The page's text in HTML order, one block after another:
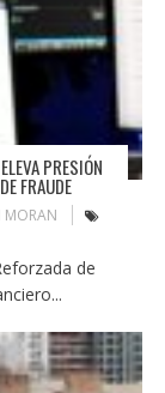
PRESIÓN
FRAUDE
MORAN
de